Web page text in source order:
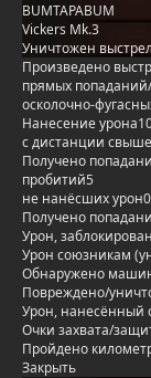
BUMTAPABUM
Vickers Mk.3
Уничтожен
Произведено
прямых
осколочно-
Нанесение урона
с дистанции
Получено
пробитий5
не нанёсших урон0
Получено
Урон,
Урон союзникам
Обнаружено
Повреждено/
Урон, нанесённый
Очки захвата/
Пройдено
Закрыть